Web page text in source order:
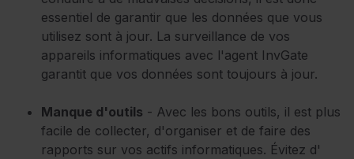
essentiel de garantir que les données que vous
utilisez sont à jour. La surveillance de vos
appareils informatiques avec l'agent InvGate
garantit que vos données sont toujours à jour.
Manque d'outils - Avec les bons outils, il est plus
facile de collecter, d'organiser et de faire des
rapports sur vos actifs informatiques. Évitez d'